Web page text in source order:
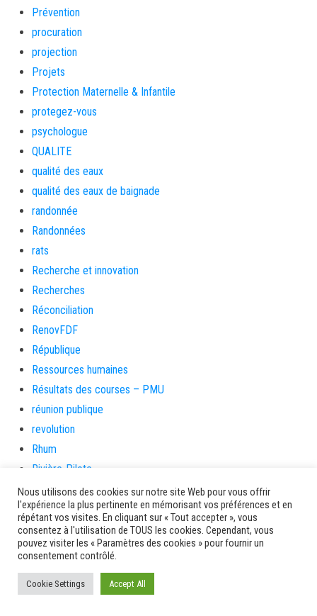
Prévention
procuration
projection
Projets
Protection Maternelle & Infantile
protegez-vous
psychologue
QUALITE
qualité des eaux
qualité des eaux de baignade
randonnée
Randonnées
rats
Recherche et innovation
Recherches
Réconciliation
RenovFDF
République
Ressources humaines
Résultats des courses – PMU
réunion publique
revolution
Rhum
Rivière-Pilote
Rivière-Salée
rongeurs
rue case toto
Saint-Esprit
Sainte-Marie
Nous utilisons des cookies sur notre site Web pour vous offrir
l'expérience la plus pertinente en mémorisant vos préférences et en
répétant vos visites. En cliquant sur « Tout accepter », vous
consentez à l'utilisation de TOUS les cookies. Cependant, vous
pouvez visiter les « Paramètres des cookies » pour fournir un
consentement contrôlé.
Cookie Settings Accept All